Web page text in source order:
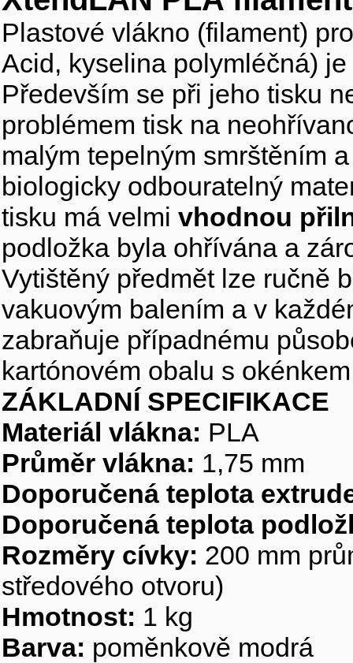
Plastové vlákno (filament)
Acid, kyselina polymléčná)
Především se při jeho tisku
problémem tisk na
malým tepelným smrštěním
biologicky odbouratelný
tisku má velmi vhodnou
podložka byla ohřívána a
Vytištěný předmět lze ručně
vakuovým balením a v
zabraňuje případnému
kartónovém obalu s
ZÁKLADNÍ SPECIFIKACE
Materiál vlákna: PLA
Průměr vlákna: 1,75 mm
Doporučená teplota
Doporučená teplota
Rozměry cívky: 200 mm
středového otvoru)
Hmotnost: 1 kg
Barva: poměnkově modrá